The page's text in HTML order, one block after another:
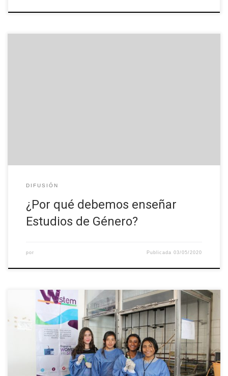
DIFUSIÓN
¿Por qué debemos enseñar
Estudios de Género?
por Publicada03/05/2020
La Universidad de Guadalajara colabora con el proyecto W-STEM
en su objetivo de mejorar las estrategias y los mecanismos de
atracción, acceso y orientación de las mujeres en los programas
de educación superior STEM de América Latina. Al respecto,
representantes del proyecto W-STEM, participaron en eventos